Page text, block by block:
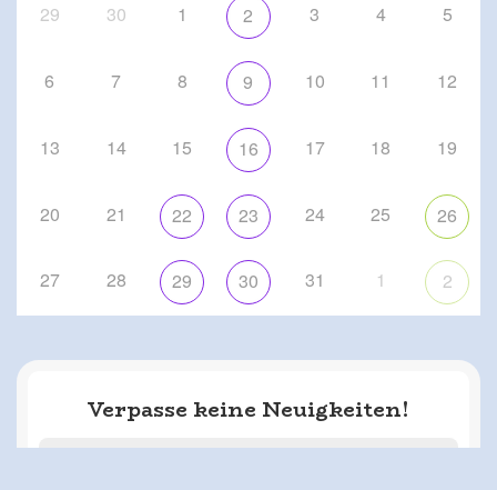
29 30 1 2 3 4 5
6 7 8 9 10 11 12
13 14 15 16 17 18 19
20 21 22 23 24 25 26
27 28 29 30 31 1 2
Verpasse keine Neuigkeiten!